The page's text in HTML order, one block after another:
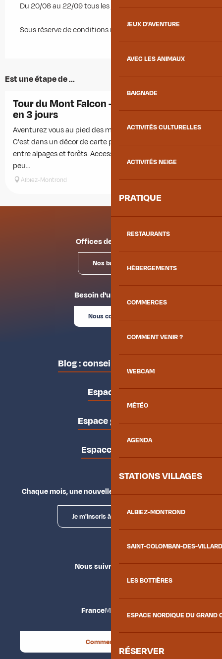
JEUX D'AVENTURE
AVEC LES ANIMAUX
BAIGNADE
ACTIVITÉS CULTURELLES
ACTIVITÉS NEIGE
PRATIQUE
RESTAURANTS
HÉBERGEMENTS
COMMERCES
COMMENT VENIR ?
WEBCAM
MÉTÉO
AGENDA
STATIONS VILLAGES
ALBIEZ-MONTROND
SAINT-COLOMBAN-DES-
LES BOTTIÈRES
ESPACE NORDIQUE DU GRAND
RÉSERVER
Du 20/06 au 22/09 tous les jours.
Sous réserve de conditions météo favorables.
Est une étape de ...
Tour du Mont Falcon - Itinérance pédestre
en 3 jours
Aventurez vous au pied des mythiques Aiguilles d'Arves.
C'est dans un décor de carte postale que vous évoluerez,
entre alpages et forêts. Accessible aux randonneurs même
peu...
Albiez-Montrond
Offices de tourisme
Nos bureaux
Besoin d'un conseil ?
Nous contacter
Blog : conseils des locaux
Espace pro
Espace groupes
Espace presse
Chaque mois, une nouvelle façon d'explorer la vallée.
Je m'inscris à la newsletter
Nous suivre
FranceMaurienne
Comment venir ?